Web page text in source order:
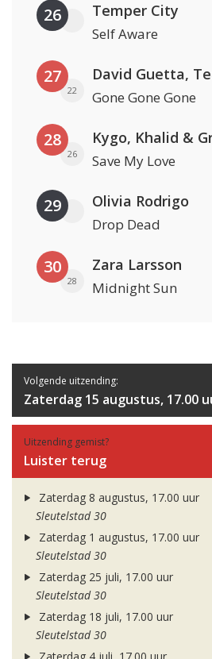
26 Temper City
Self Aware
27
22 Gone Gone Gone
28
26
Kygo, Khalid &
Save My Love
29 Olivia Rodrigo
Drop Dead
30
28
Zara Larsson
Midnight Sun
Volgende uitzending:
Zaterdag 15 augustus, 17.00
Uitzending gemist?
Luister terug
Zaterdag 8 augustus, 17.00 uur
Sleutelstad 30
Zaterdag 1 augustus, 17.00 uur
Sleutelstad 30
Zaterdag 25 juli, 17.00 uur
Sleutelstad 30
Zaterdag 18 juli, 17.00 uur
Sleutelstad 30